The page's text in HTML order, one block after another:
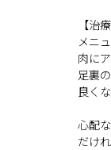
【治
メニ
肉に
足裏
良く
心配
だけ